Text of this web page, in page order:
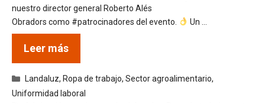
nuestro director general Roberto Alés
Obradors como #patrocinadores del evento.
Un …
Leer más
Categorías
Landaluz, Ropa de trabajo,Sector agroalimentario,
Uniformidad laboral